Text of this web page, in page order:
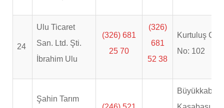
24
Ulu Ticaret
San. Ltd. Şti.
İbrahim Ulu
(326) 681
25 70
(326)
681
52 38
Kurtuluş
No: 102
Şahin Tarım